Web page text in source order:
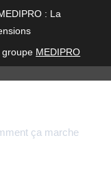
: La
groupe MEDIPRO
ça marche